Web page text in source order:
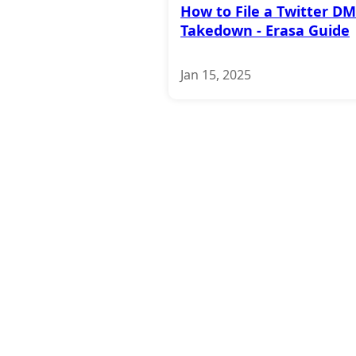
How to File a Twitter
Takedown - Erasa Guide
Jan 15, 2025